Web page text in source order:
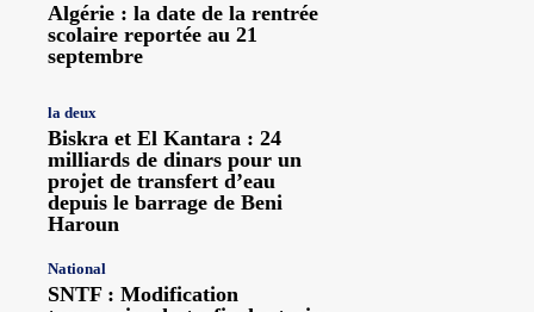
Algérie : la date de la rentrée
scolaire reportée au 21
septembre
la deux
Biskra et El Kantara : 24
milliards de dinars pour un
projet de transfert d’eau
depuis le barrage de Beni
Haroun
National
SNTF : Modification